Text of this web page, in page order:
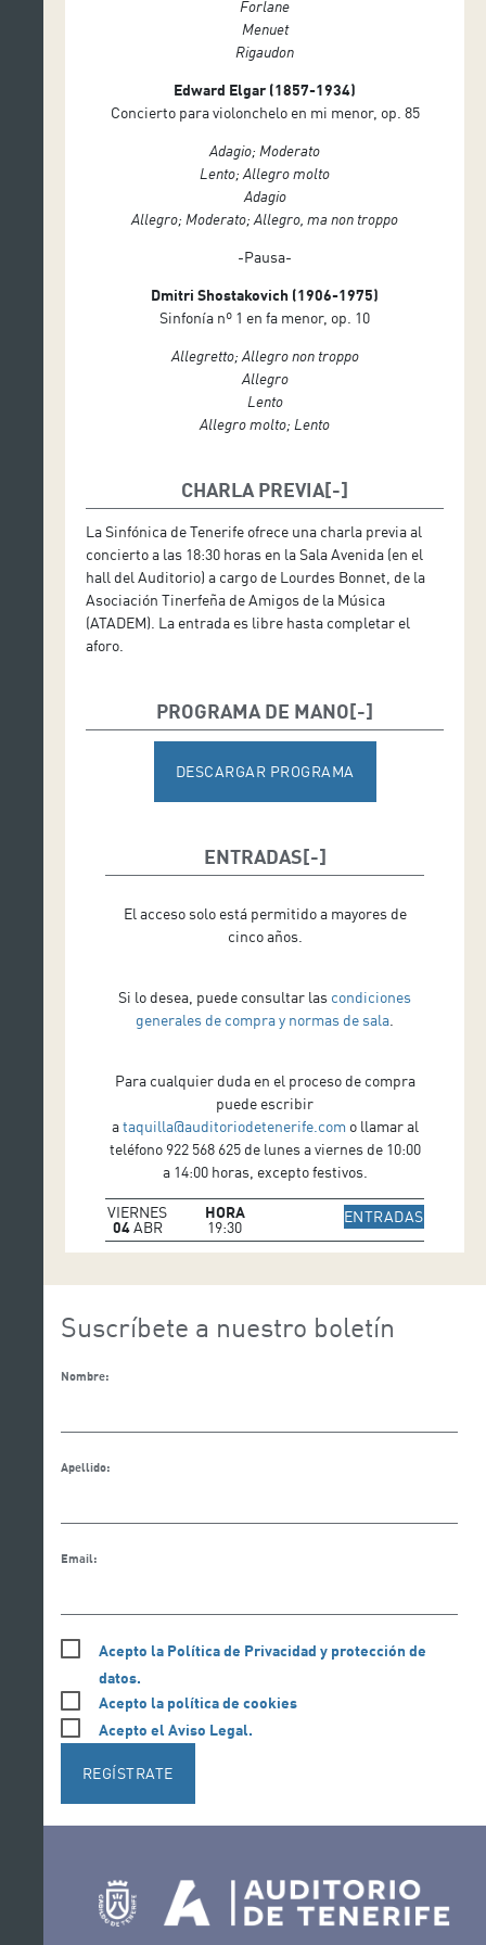
Forlane
Menuet
Rigaudon
Edward Elgar (1857-1934)
Concierto para violonchelo en mi menor, op. 85
Adagio; Moderato
Lento; Allegro molto
Adagio
Allegro; Moderato; Allegro, ma non troppo
-Pausa-
Dmitri Shostakovich (1906-1975)
Sinfonía nº 1 en fa menor, op. 10
Allegretto; Allegro non troppo
Allegro
Lento
Allegro molto; Lento
CHARLA PREVIA
La Sinfónica de Tenerife ofrece una charla previa al
concierto a las 18:30 horas en la Sala Avenida (en el
hall del Auditorio) a cargo de Lourdes Bonnet, de la
Asociación Tinerfeña de Amigos de la Música
(ATADEM). La entrada es libre hasta completar el
aforo.
PROGRAMA DE MANO
DESCARGAR PROGRAMA
ENTRADAS
El acceso solo está permitido a mayores de
cinco años.
Si lo desea, puede consultar las condiciones
generales de compra y normas de sala
Para cualquier duda en el proceso de compra
puede escribir
ataquilla@auditoriodetenerife.com o llamar al
teléfono 922 568 625 de lunes a viernes de 10:00
a 14:00 horas, excepto festivos.
VIERNES
04ABR
HORA
19:30
ENTRADASIR A
Suscríbete a nuestro boletín
Nombre:
Apellido:
Email:
Acepto la Política de Privacidad y protección de
datos.
Acepto la política de cookies
Acepto el Aviso Legal.
REGÍSTRATE